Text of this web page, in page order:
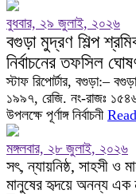
বুধবার, ২৯ জুলাই, ২০২৬
বগুড়া মুদ্রণ শিল্প
নির্বাচনের তফসিল
স্টাফ রিপোর্টার, বগুড়া:–
১৯৯৭, রেজি. নং-রাজঃ
উপলক্ষে পূর্ণাঙ্গ নির্বাচনী
মঙ্গলবার, ২৮ জুলাই, ২০২৬
সৎ, ন্যায়নিষ্ঠ, সাহসী ও
মানুষের হৃদয়ে অনন্য এক